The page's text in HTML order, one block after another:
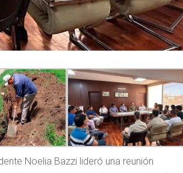
Noelia Bazzi lideró una reunión